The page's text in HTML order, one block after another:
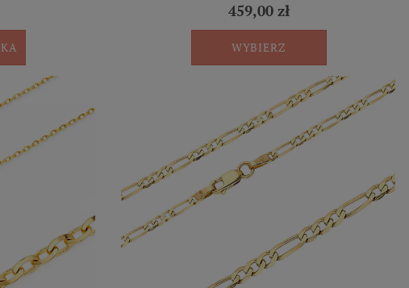
459,00 zł
WYBIERZ